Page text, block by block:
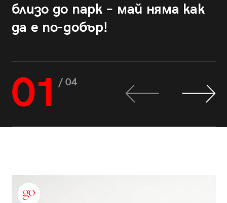
близо до парк – май няма как
да е по-добър!
01 / 04